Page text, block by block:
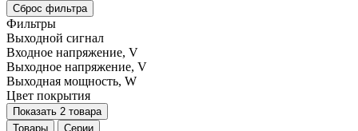
Сброс фильтра
Фильтры
Выходной сигнал
Входное напряжение, V
Выходное напряжение, V
Выходная мощность, W
Цвет покрытия
Показать 2 товара
Товары
Серии